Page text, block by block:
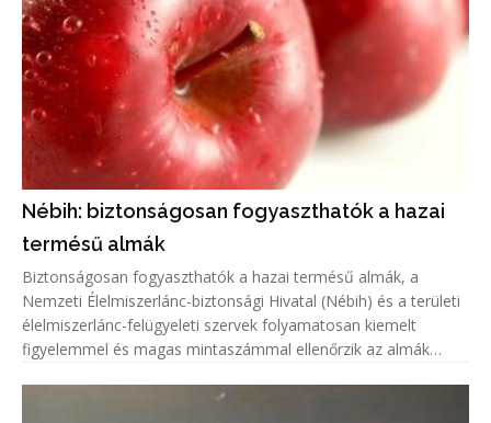
Nébih: biztonságosan fogyaszthatók a hazai
termésű almák
Biztonságosan fogyaszthatók a hazai termésű almák, a
Nemzeti Élelmiszerlánc-biztonsági Hivatal (Nébih) és a területi
élelmiszerlánc-felügyeleti szervek folyamatosan kiemelt
figyelemmel és magas mintaszámmal ellenőrzik az almák